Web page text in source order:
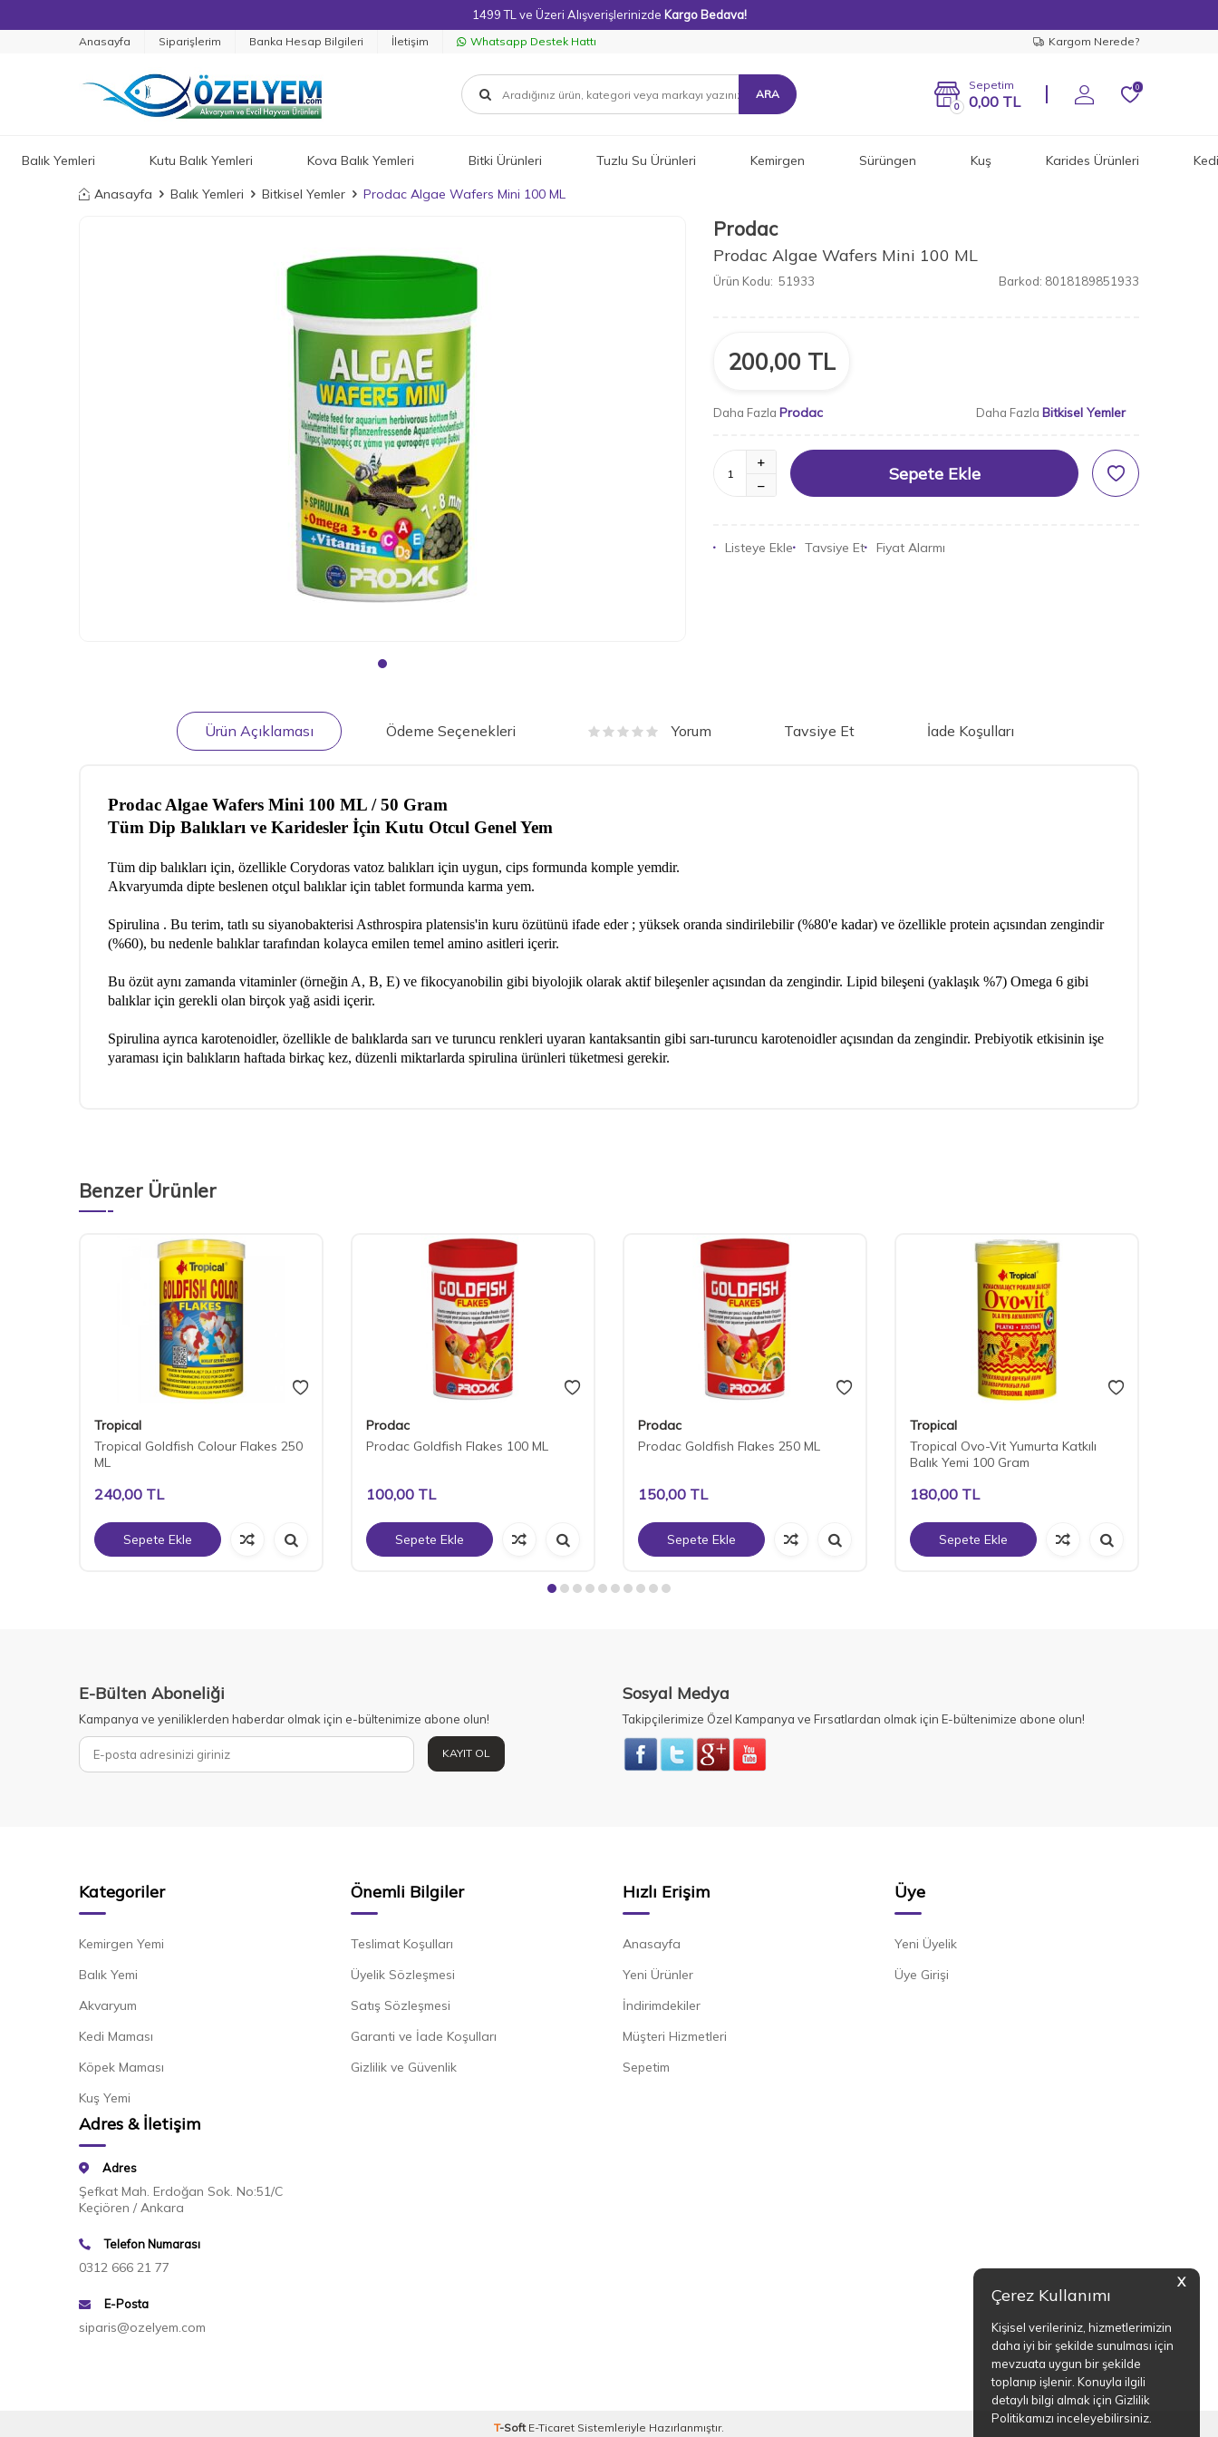
X
Çerez Kullanımı
Kişisel verileriniz, hizmetlerimizin
daha iyi bir şekilde sunulması için
mevzuata uygun bir şekilde
toplanıp işlenir. Konuyla ilgili
detaylı bilgi almak için Gizlilik
Politikamızı inceleyebilirsiniz.
1499 TL ve Üzeri Alışverişlerinizde Kargo Bedava!
Anasayfa Siparişlerim Banka Hesap Bilgileri İletişim Whatsapp Destek Hattı Kargom Nerede?
ARA
0
Sepetim
0,00 TL
0
Balık Yemleri Kutu Balık Yemleri Kova Balık Yemleri Bitki Ürünleri Tuzlu Su Ürünleri Kemirgen Sürüngen Kuş Karides Ürünleri Kedi
Anasayfa Balık Yemleri Bitkisel Yemler Prodac Algae Wafers Mini 100 ML
Prodac
Prodac Algae Wafers Mini 100 ML
Ürün Kodu: 51933 Barkod: 8018189851933
200,00 TL
Daha Fazla Prodac Daha Fazla Bitkisel Yemler
Sepete Ekle
Listeye Ekle Tavsiye Et Fiyat Alarmı
Ürün Açıklaması Ödeme Seçenekleri Yorum Tavsiye Et İade Koşulları
Prodac Algae Wafers Mini 100 ML / 50 Gram
Tüm Dip Balıkları ve Karidesler İçin Kutu Otcul Genel Yem
Tüm dip balıkları için, özellikle Corydoras vatoz balıkları için uygun, cips formunda komple yemdir.
Akvaryumda dipte beslenen otçul balıklar için tablet formunda karma yem.
Spirulina . Bu terim, tatlı su siyanobakterisi Asthrospira platensis'in kuru özütünü ifade eder ; yüksek oranda sindirilebilir (%80'e kadar) ve özellikle protein açısından zengindir
(%60), bu nedenle balıklar tarafından kolayca emilen temel amino asitleri içerir.
Bu özüt aynı zamanda vitaminler (örneğin A, B, E) ve fikocyanobilin gibi biyolojik olarak aktif bileşenler açısından da zengindir. Lipid bileşeni (yaklaşık %7) Omega 6 gibi
balıklar için gerekli olan birçok yağ asidi içerir.
Spirulina ayrıca karotenoidler, özellikle de balıklarda sarı ve turuncu renkleri uyaran kantaksantin gibi sarı-turuncu karotenoidler açısından da zengindir. Prebiyotik etkisinin işe
yaraması için balıkların haftada birkaç kez, düzenli miktarlarda spirulina ürünleri tüketmesi gerekir.
Benzer Ürünler
Tropical
Tropical Goldfish Colour Flakes 250
ML
240,00 TL
Sepete Ekle
Prodac
Prodac Goldfish Flakes 100 ML
100,00 TL
Sepete Ekle
Prodac
Prodac Goldfish Flakes 250 ML
150,00 TL
Sepete Ekle
Tropical
Tropical Ovo-Vit Yumurta Katkılı
Balık Yemi 100 Gram
180,00 TL
Sepete Ekle
E-Bülten Aboneliği
Kampanya ve yeniliklerden haberdar olmak için e-bültenimize abone olun!
KAYIT OL
Sosyal Medya
Takipçilerimize Özel Kampanya ve Fırsatlardan olmak için E-bültenimize abone olun!
Kategoriler
Kemirgen Yemi
Balık Yemi
Akvaryum
Kedi Maması
Köpek Maması
Kuş Yemi
Önemli Bilgiler
Teslimat Koşulları
Üyelik Sözleşmesi
Satış Sözleşmesi
Garanti ve İade Koşulları
Gizlilik ve Güvenlik
Hızlı Erişim
Anasayfa
Yeni Ürünler
İndirimdekiler
Müşteri Hizmetleri
Sepetim
Üye
Yeni Üyelik
Üye Girişi
Adres & İletişim
Adres
Şefkat Mah. Erdoğan Sok. No:51/C
Keçiören / Ankara
Telefon Numarası
0312 666 21 77
E-Posta
siparis@ozelyem.com
T-Soft E-Ticaret Sistemleriyle Hazırlanmıştır.